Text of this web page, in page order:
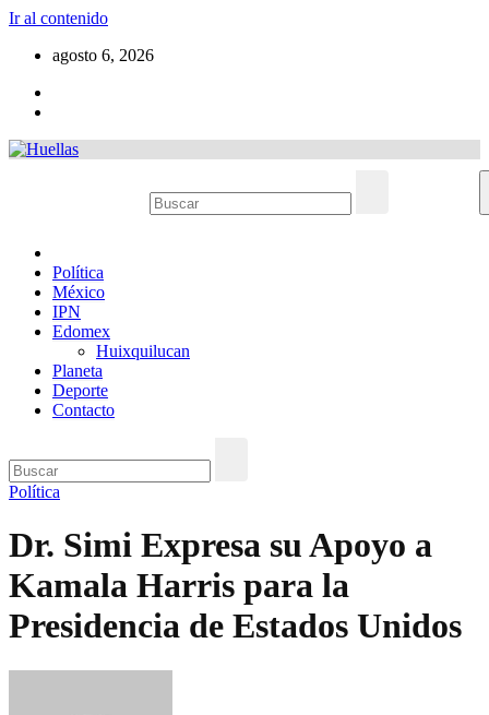
Ir al contenido
agosto 6, 2026
Política
México
IPN
Edomex
Huixquilucan
Planeta
Deporte
Contacto
Política
Dr. Simi Expresa su Apoyo a
Kamala Harris para la
Presidencia de Estados Unidos